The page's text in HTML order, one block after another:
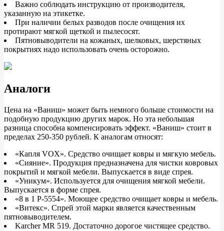
Важно соблюдать инструкцию от производителя,
указанную на этикетке.
При наличии белых разводов после очищения их
протирают мягкой щеткой и пылесосят.
Пятновыводители на кожаных, шелковых, шерстяных
покрытиях надо использовать очень осторожно.
Аналоги
Цена на «Ваниш» может быть немного больше стоимости на
подобную продукцию других марок. Но эта небольшая
разница способна компенсировать эффект. «Ваниш» стоит в
пределах 250-350 рублей. К аналогам относят:
«Капля VOX». Средство очищает ковры и мягкую мебель.
«Сияние». Продукция предназначена для чистки ковровых
покрытий и мягкой мебели. Выпускается в виде спрея.
«Уникум». Используется для очищения мягкой мебели.
Выпускается в форме спрея.
«8 в 1 Р-5554». Моющее средство очищает ковры и мебель.
«Витекс». Спрей этой марки является качественным
пятновыводителем.
Karcher MR 519. Достаточно дорогое чистящее средство.